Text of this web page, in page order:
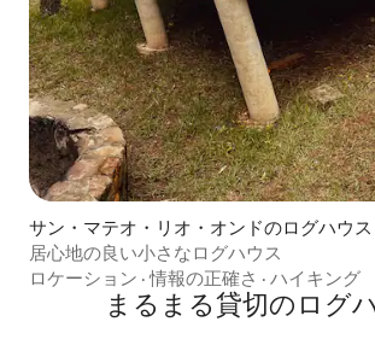
サン・マテオ・リオ・オンドのログハウス
居心地の良い小さなログハウス
ロケーション ·情報の正確さ · ハイキング
まるまる貸切のログ